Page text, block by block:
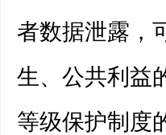
者数据泄露，
生、公共利益
等级保护制度